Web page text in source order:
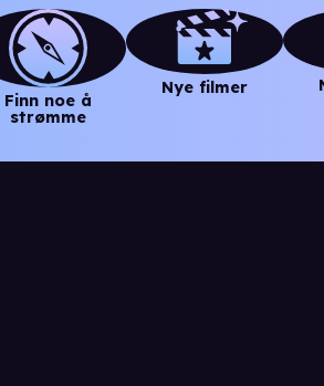
Finn noe å
strømme
Nye filmer